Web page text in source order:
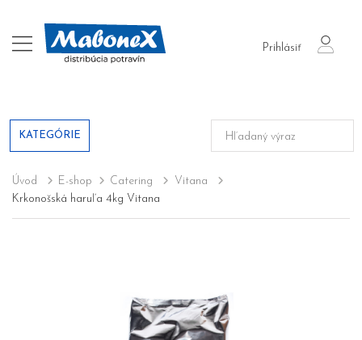
Prihlásiť
login
KATEGÓRIE
Úvod E-shop Catering
Vitana
Krkonošská haruľa 4kg Vitana